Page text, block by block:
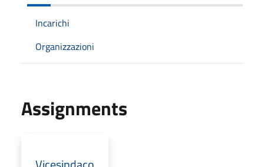
Incarichi
Organizzazioni
Assignments